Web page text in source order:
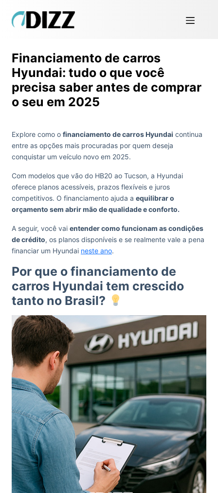
Financiamento de carros
Hyundai: tudo o que você
precisa saber antes de comprar
o seu em 2025
Explore como o financiamento de carros Hyundai continua
entre as opções mais procuradas por quem deseja
conquistar um veículo novo em 2025.
Com modelos que vão do HB20 ao Tucson, a Hyundai
oferece planos acessíveis, prazos flexíveis e juros
competitivos. O financiamento ajuda a equilibrar o
orçamento sem abrir mão de qualidade e conforto.
A seguir, você vai entender como funcionam as condições
de crédito, os planos disponíveis e se realmente vale a pena
financiar um Hyundai neste ano.
Por que o financiamento de
carros Hyundai tem crescido
tanto no Brasil?